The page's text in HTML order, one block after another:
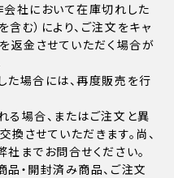
社において在庫切れした
む）により、ご注文をキャ
返金させていただく場合が
場合には、再度販売を行
場合、またはご注文と異
させていただきます。尚、
までお問合せください。
・開封済み商品、ご注文